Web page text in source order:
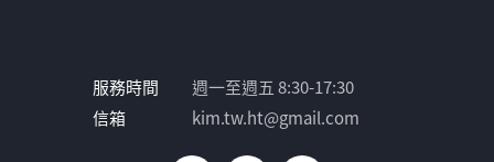
服務時間
週一至週五 8:30-17:30
信箱
kim.tw.ht@gmail.com